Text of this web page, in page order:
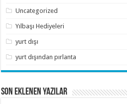
Uncategorized
Yılbaşı Hediyeleri
yurt dışı
yurt dışından pırlanta
SON EKLENEN YAZILAR